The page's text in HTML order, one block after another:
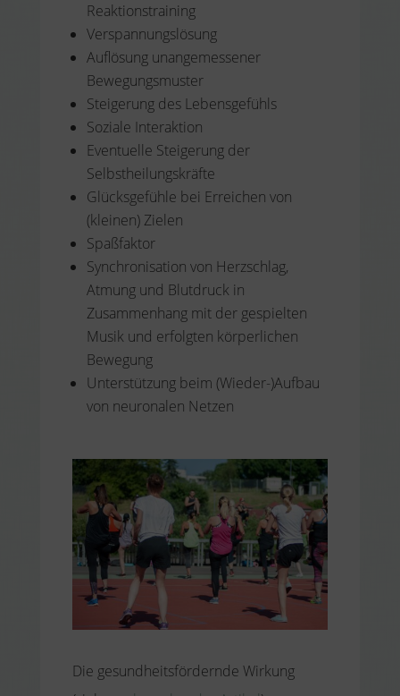
Reaktionstraining
Verspannungslösung
Auflösung unangemessener
Bewegungsmuster
Steigerung des Lebensgefühls
Soziale Interaktion
Eventuelle Steigerung der
Selbstheilungskräfte
Glücksgefühle bei Erreichen von
(kleinen) Zielen
Spaßfaktor
Synchronisation von Herzschlag,
Atmung und Blutdruck in
Zusammenhang mit der gespielten
Musik und erfolgten körperlichen
Bewegung
Unterstützung beim (Wieder-)Aufbau
von neuronalen Netzen
Die gesundheitsfördernde Wirkung